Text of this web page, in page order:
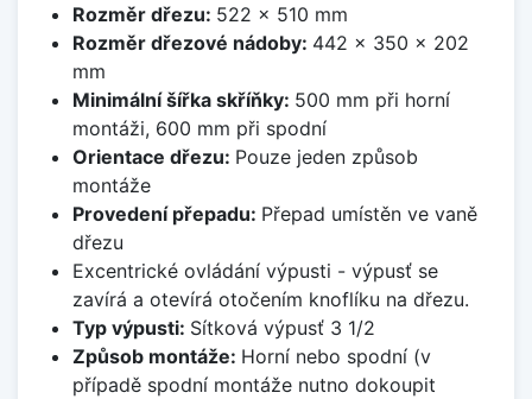
Rozměr dřezu: 522 x 510 mm
Rozměr dřezové nádoby: 442 x 350 x 202
mm
Minimální šířka skříňky: 500 mm při horní
montáži, 600 mm při spodní
Orientace dřezu: Pouze jeden způsob
montáže
Provedení přepadu: Přepad umístěn ve vaně
dřezu
Excentrické ovládání výpusti - výpusť se
zavírá a otevírá otočením knoflíku na dřezu.
Typ výpusti: Sítková výpusť 3 1/2
Způsob montáže: Horní nebo spodní (v
případě spodní montáže nutno dokoupit